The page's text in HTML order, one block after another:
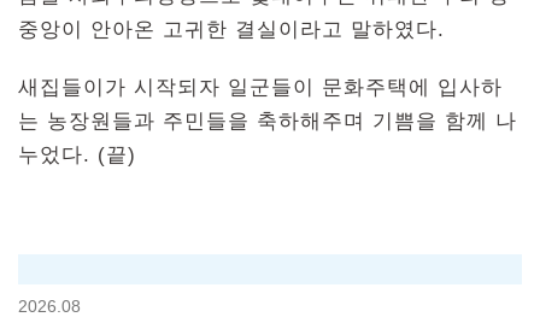
중앙이 안아온 고귀한 결실이라고 말하였다.
새집들이가 시작되자 일군들이 문화주택에 입사하
는 농장원들과 주민들을 축하해주며 기쁨을 함께 나
누었다. (끝)
2026.08